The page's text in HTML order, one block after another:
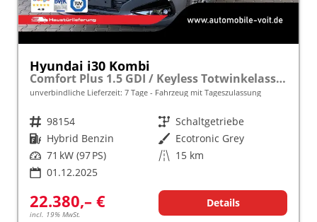
Hyundai i30 Kombi
Comfort Plus 1.5 GDI / Keyless Totwinkelassis. PDC V&H + Kamera Sitz Lenkradheizung LED Alu 17''
unverbindliche Lieferzeit: 7 Tage Fahrzeug mit Tageszulassung
Fahrzeugnr. 98154 Getriebe Schaltgetriebe
Kraftstoff Hybrid Benzin Außenfarbe Ecotronic Grey
Leistung 71 kW (97 PS) Kilometerstand 15 km
01.12.2025
22.380,– €
incl. 19% MwSt.
Details